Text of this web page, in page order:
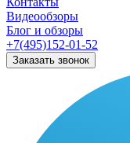
Видеообзоры
Блог и обзоры
+7(495)152-01-52
Заказать звонок